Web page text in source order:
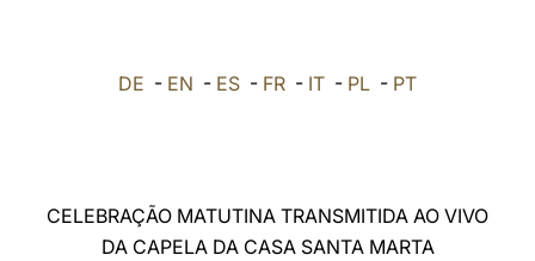
العربيّة DE - EN - ES - FR - IT - PL - PT
CELEBRAÇÃO MATUTINA TRANSMITIDA AO VIVO
DA CAPELA DA CASA SANTA MARTA